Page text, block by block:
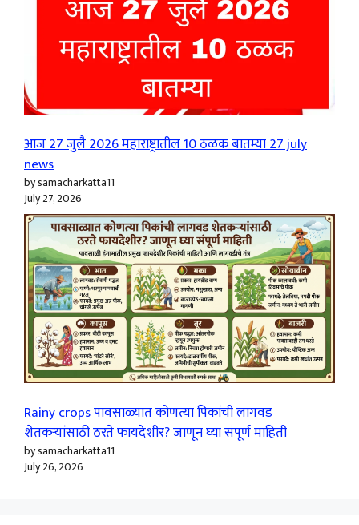
आज 27 जुलै 2026 महाराष्ट्रातील 10 ठळक बातम्या 27 july
news
by samacharkatta11
July 27, 2026
Rainy crops पावसाळ्यात कोणत्या पिकांची लागवड
शेतकऱ्यांसाठी ठरते फायदेशीर? जाणून घ्या संपूर्ण माहिती
by samacharkatta11
July 26, 2026